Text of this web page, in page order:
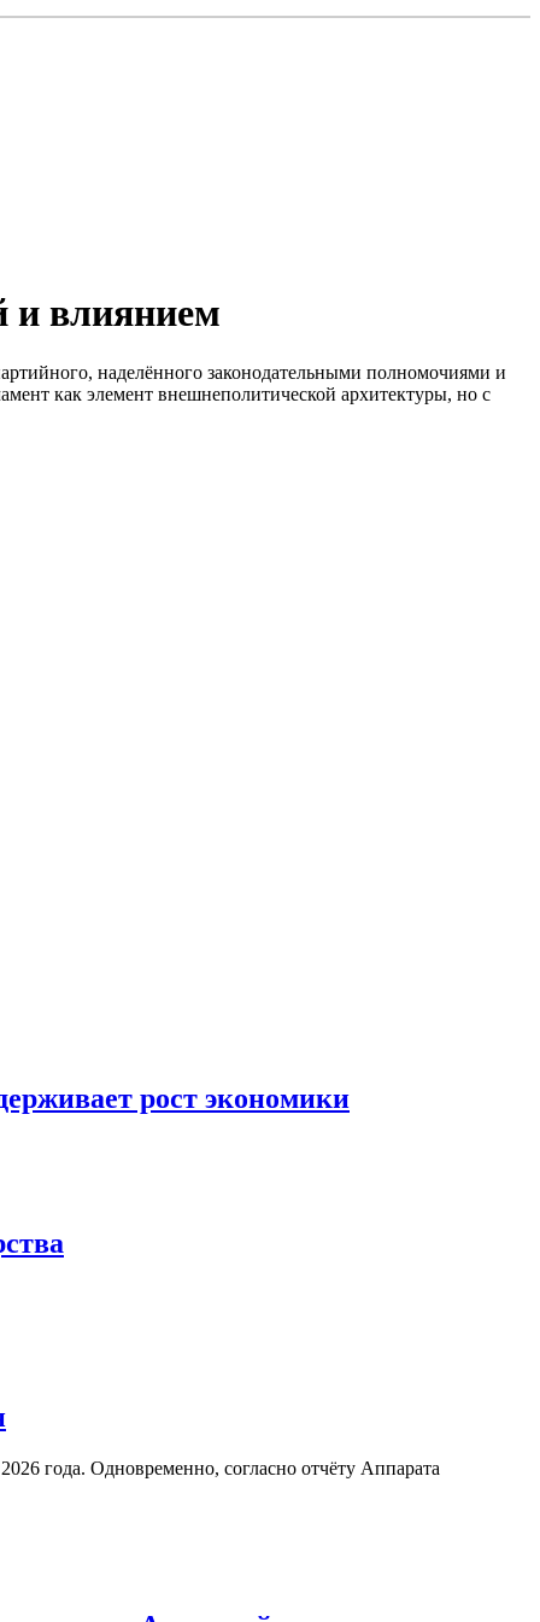
и влиянием
наделённого законодательными полномочиями и
как элемент внешнеполитической архитектуры, но с
рост экономики
года. Одновременно, согласно отчёту Аппарата